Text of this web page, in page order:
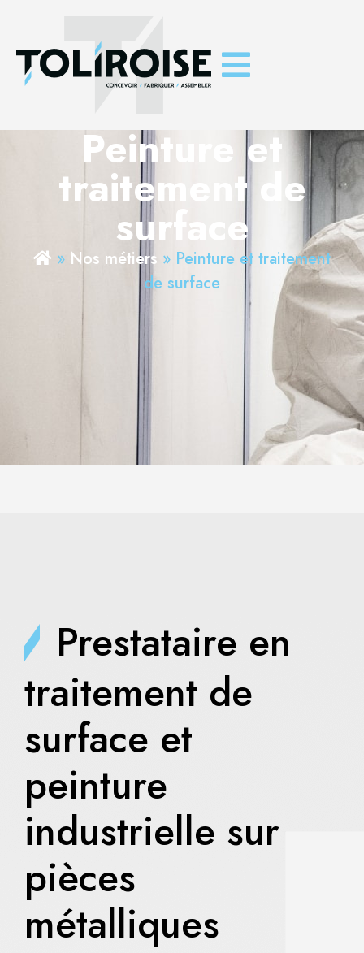
Peinture et
traitement de
surface
» Nos métiers » Peinture et traitement
de surface
Prestataire en
traitement de
surface et
peinture
industrielle sur
pièces
métalliques